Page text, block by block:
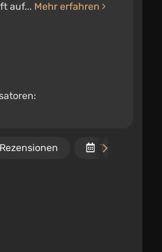
auf... Mehr erfahren
Termine